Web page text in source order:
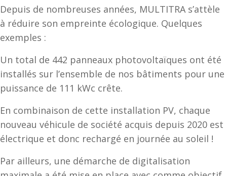
SERVICES
FAQ
CONTACT
Depuis de nombreuses années, MULTITRA s’attèle
à réduire son empreinte écologique. Quelques
exemples :
Un total de 442 panneaux photovoltaïques ont été
installés sur l’ensemble de nos bâtiments pour une
puissance de 111 kWc crête.
En combinaison de cette installation PV, chaque
nouveau véhicule de société acquis depuis 2020 est
électrique et donc rechargé en journée au soleil !
Par ailleurs, une démarche de digitalisation